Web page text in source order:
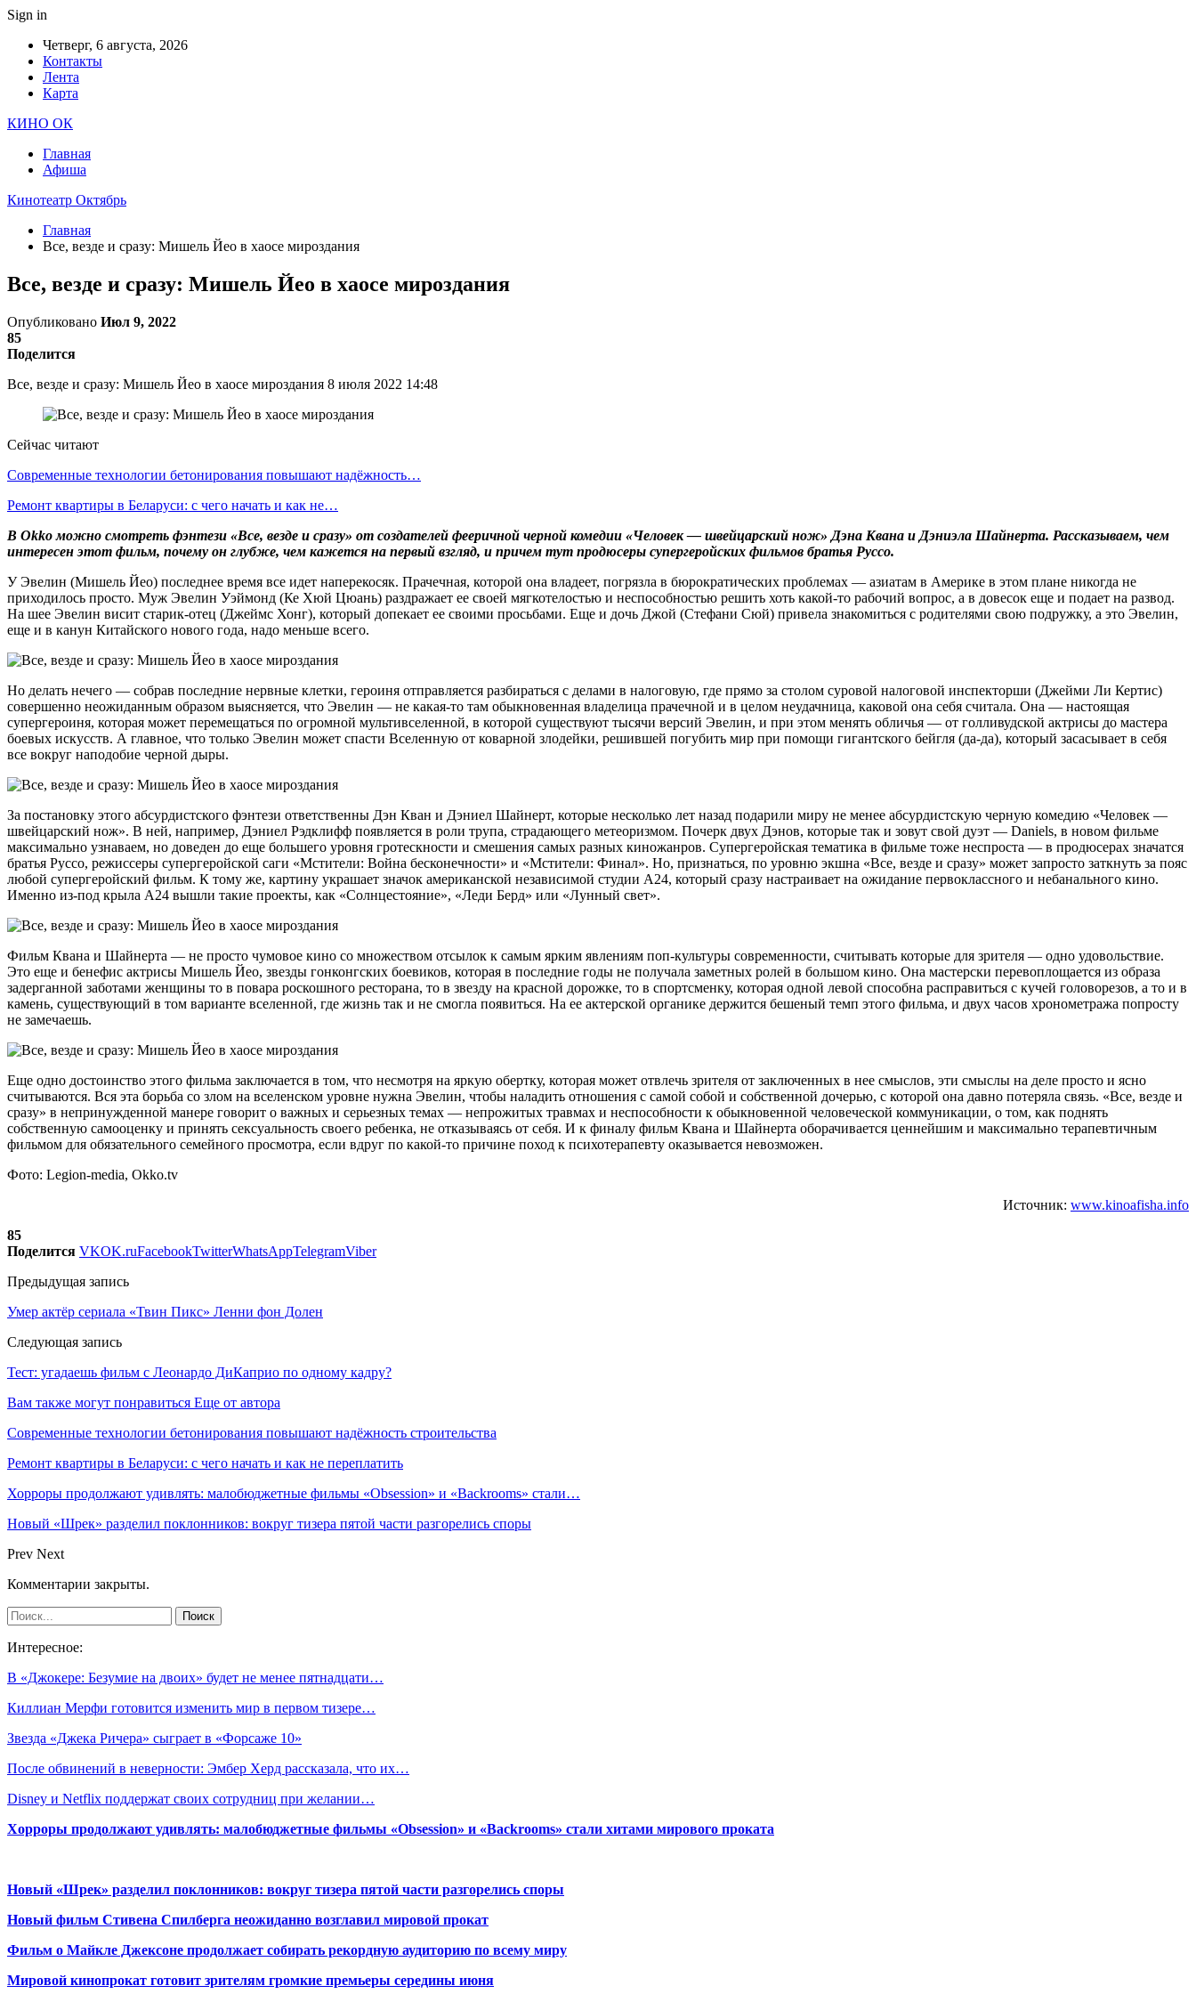
Sign in
Четверг, 6 августа, 2026
Контакты
Лента
Карта
КИНО ОК
Главная
Афиша
Кинотеатр Октябрь
Главная
Все, везде и сразу: Мишель Йео в хаосе мироздания
Все, везде и сразу: Мишель Йео в хаосе мироздания
Опубликовано Июл 9, 2022
85
Поделится
Все, везде и сразу: Мишель Йео в хаосе мироздания 8 июля 2022 14:48
Сейчас читают
Современные технологии бетонирования повышают надёжность…
Ремонт квартиры в Беларуси: с чего начать и как не…
В Okkoможно смотреть фэнтези «Все, везде и сразу» от создателей фееричной черной комедии «Человек — швейцарский нож» Дэна Квана и Дэниэла Шайнерта. Рассказываем, чем
интересен этот фильм, почему он глубже, чем кажется на первый взгляд, и причем тут продюсеры супергеройских фильмов братья Руссо.
У Эвелин (Мишель Йео) последнее время все идет наперекосяк. Прачечная, которой она владеет, погрязла в бюрократических проблемах — азиатам в Америке в этом плане никогда не
приходилось просто. Муж Эвелин Уэймонд (Ке Хюй Цюань) раздражает ее своей мягкотелостью и неспособностью решить хоть какой-то рабочий вопрос, а в довесок еще и подает на развод.
На шее Эвелин висит старик-отец (Джеймс Хонг), который допекает ее своими просьбами. Еще и дочь Джой (Стефани Сюй) привела знакомиться с родителями свою подружку, а это Эвелин,
еще и в канун Китайского нового года, надо меньше всего.
Но делать нечего — собрав последние нервные клетки, героиня отправляется разбираться с делами в налоговую, где прямо за столом суровой налоговой инспекторши (Джейми Ли Кертис)
совершенно неожиданным образом выясняется, что Эвелин — не какая-то там обыкновенная владелица прачечной и в целом неудачница, каковой она себя считала. Она — настоящая
супергероиня, которая может перемещаться по огромной мультивселенной, в которой существуют тысячи версий Эвелин, и при этом менять обличья — от голливудской актрисы до мастера
боевых искусств. А главное, что только Эвелин может спасти Вселенную от коварной злодейки, решившей погубить мир при помощи гигантского бейгля (да-да), который засасывает в себя
все вокруг наподобие черной дыры.
За постановку этого абсурдистского фэнтези ответственны Дэн Кван и Дэниел Шайнерт, которые несколько лет назад подарили миру не менее абсурдистскую черную комедию «Человек —
швейцарский нож». В ней, например, Дэниел Рэдклифф появляется в роли трупа, страдающего метеоризмом. Почерк двух Дэнов, которые так и зовут свой дуэт — Daniels, в новом фильме
максимально узнаваем, но доведен до еще большего уровня гротескности и смешения самых разных киножанров. Супергеройская тематика в фильме тоже неспроста — в продюсерах значатся
братья Руссо, режиссеры супергеройской саги «Мстители: Война бесконечности» и «Мстители: Финал». Но, признаться, по уровню экшна «Все, везде и сразу» может запросто заткнуть за пояс
любой супергеройский фильм. К тому же, картину украшает значок американской независимой студии А24, который сразу настраивает на ожидание первоклассного и небанального кино.
Именно из-под крыла А24 вышли такие проекты, как «Солнцестояние», «Леди Берд» или «Лунный свет».
Фильм Квана и Шайнерта — не просто чумовое кино со множеством отсылок к самым ярким явлениям поп-культуры современности, считывать которые для зрителя — одно удовольствие.
Это еще и бенефис актрисы Мишель Йео, звезды гонконгских боевиков, которая в последние годы не получала заметных ролей в большом кино. Она мастерски перевоплощается из образа
задерганной заботами женщины то в повара роскошного ресторана, то в звезду на красной дорожке, то в спортсменку, которая одной левой способна расправиться с кучей головорезов, а то и в
камень, существующий в том варианте вселенной, где жизнь так и не смогла появиться. На ее актерской органике держится бешеный темп этого фильма, и двух часов хронометража попросту
не замечаешь.
Еще одно достоинство этого фильма заключается в том, что несмотря на яркую обертку, которая может отвлечь зрителя от заключенных в нее смыслов, эти смыслы на деле просто и ясно
считываются. Вся эта борьба со злом на вселенском уровне нужна Эвелин, чтобы наладить отношения с самой собой и собственной дочерью, с которой она давно потеряла связь. «Все, везде и
сразу» в непринужденной манере говорит о важных и серьезных темах — непрожитых травмах и неспособности к обыкновенной человеческой коммуникации, о том, как поднять
собственную самооценку и принять сексуальность своего ребенка, не отказываясь от себя. И к финалу фильм Квана и Шайнерта оборачивается ценнейшим и максимально терапевтичным
фильмом для обязательного семейного просмотра, если вдруг по какой-то причине поход к психотерапевту оказывается невозможен.
Фото: Legion-media, Okko.tv
Источник: www.kinoafisha.info
85
Поделится VKOK.ruFacebookTwitterWhatsAppTelegramViber
Предыдущая запись
Умер актёр сериала «Твин Пикс» Ленни фон Долен
Следующая запись
Тест: угадаешь фильм с Леонардо ДиКаприо по одному кадру?
Вам также могут понравиться Еще от автора
Современные технологии бетонирования повышают надёжность строительства
Ремонт квартиры в Беларуси: с чего начать и как не переплатить
Хорроры продолжают удивлять: малобюджетные фильмы «Obsession» и «Backrooms» стали…
Новый «Шрек» разделил поклонников: вокруг тизера пятой части разгорелись споры
Prev Next
Комментарии закрыты.
Интересное:
В «Джокере: Безумие на двоих» будет не менее пятнадцати…
Киллиан Мерфи готовится изменить мир в первом тизере…
Звезда «Джека Ричера» сыграет в «Форсаже 10»
После обвинений в неверности: Эмбер Херд рассказала, что их…
Disney и Netflix поддержат своих сотрудниц при желании…
Хорроры продолжают удивлять: малобюджетные фильмы «Obsession» и «Backrooms» стали хитами мирового проката
Новый «Шрек» разделил поклонников: вокруг тизера пятой части разгорелись споры
Новый фильм Стивена Спилберга неожиданно возглавил мировой прокат
Фильм о Майкле Джексоне продолжает собирать рекордную аудиторию по всему миру
Мировой кинопрокат готовит зрителям громкие премьеры середины июня